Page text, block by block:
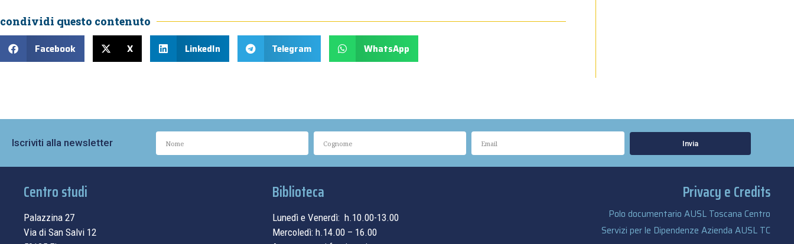
condividi questo contenuto
Facebook
X LinkedIn Telegram WhatsApp
Iscriviti alla newsletter Invia
Centro studi
Palazzina 27
Via di San Salvi 12
Biblioteca
Lunedì e Venerdì: h.10.00-13.00
Mercoledì: h.14.00 – 16.00
Privacy e Credits
Polo documentario AUSL Toscana Centro
Servizi per le Dipendenze Azienda AUSL TC